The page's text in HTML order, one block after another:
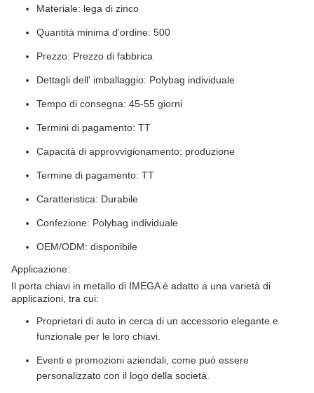
Materiale: lega di zinco
Quantità minima d'ordine: 500
Prezzo: Prezzo di fabbrica
Dettagli dell' imballaggio: Polybag individuale
Tempo di consegna: 45-55 giorni
Termini di pagamento: TT
Capacità di approvvigionamento: produzione
Termine di pagamento: TT
Caratteristica: Durabile
Confezione: Polybag individuale
OEM/ODM: disponibile
Applicazione:
Il porta chiavi in metallo di IMEGA è adatto a una varietà di
applicazioni, tra cui:
Proprietari di auto in cerca di un accessorio elegante e
funzionale per le loro chiavi.
Eventi e promozioni aziendali, come può essere
personalizzato con il logo della società.